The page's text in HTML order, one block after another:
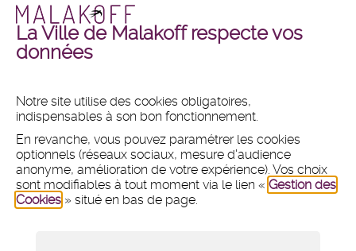
La Ville de Malakoff respecte vos
données
Notre site utilise des cookies obligatoires,
indispensables à son bon fonctionnement.
En revanche, vous pouvez paramétrer les cookies
optionnels (réseaux sociaux, mesure d'audience
anonyme, amélioration de votre expérience). Vos choix
sont modifiables à tout moment via le lien « Gestion des
Cookies » situé en bas de page.
Malakoff
en
+ DE PHOTOS
Malakoff
+ DE VIDÉOS
MAIRIE
Hôtel de ville
1 place du 11 Novembre 1918
CS 80031 - 92240 Malakoff
Tél : 01 47 46 75 00